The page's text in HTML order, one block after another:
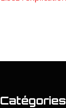
Catégories